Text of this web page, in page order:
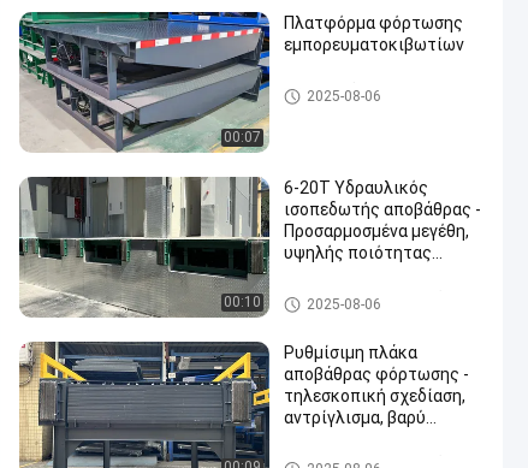
00:07
Πλατφόρμα φόρτωσης
εμπορευματοκιβωτίων
Υδραυλικός ισοπεδωτής απο
βάθρας
2025-08-06
00:10
6-20T Υδραυλικός
ισοπεδωτής αποβάθρας -
Προσαρμοσμένα μεγέθη,
υψηλής ποιότητας
βελτιωμένη ασφάλεια και
βιομηχανικό εξοπλισμό
φόρτωσης
Επεξεργαστής αποθεμάτων
2025-08-06
Ρυθμίσιμη πλάκα
αποβάθρας φόρτωσης -
τηλεσκοπική σχεδίαση,
αντρίγλισμα, βαρύ
αποτελεσματικό
Επεξεργαστής αποθεμάτων